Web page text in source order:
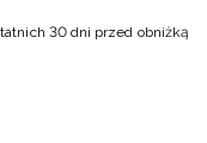
30 dni przed obniżką